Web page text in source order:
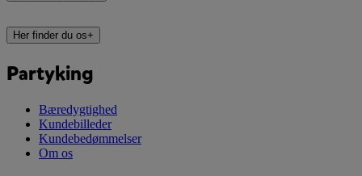
Her finder du os+
Partyking
Bæredygtighed
Kundebilleder
Kundebedømmelser
Om os